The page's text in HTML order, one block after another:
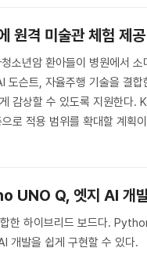
원격 미술관 체험 제공
소년암 환아들이 병원에서 소
도슨트, 자율주행 기술을 결
감상할 수 있도록 지원한다.
로 적용 범위를 확대할 계획
UNO Q, 엣지 AI 개
한 하이브리드 보드다.
개발을 쉽게 구현할 수 있다.